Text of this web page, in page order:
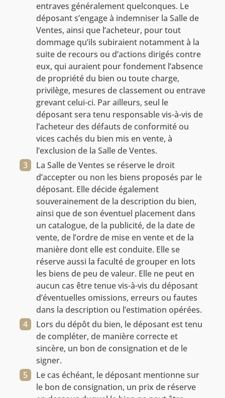
entraves généralement quelconques. Le
déposant s’engage à indemniser la Salle de
Ventes, ainsi que l’acheteur, pour tout
dommage qu’ils subiraient notamment à la
suite de recours ou d’actions dirigés contre
eux, qui auraient pour fondement l’absence
de propriété du bien ou toute charge,
privilège, mesures de classement ou entrave
grevant celui-ci. Par ailleurs, seul le
déposant sera tenu responsable vis-à-vis de
l’acheteur des défauts de conformité ou
vices cachés du bien mis en vente, à
l’exclusion de la Salle de Ventes.
La Salle de Ventes se réserve le droit
d’accepter ou non les biens proposés par le
déposant. Elle décide également
souverainement de la description du bien,
ainsi que de son éventuel placement dans
un catalogue, de la publicité, de la date de
vente, de l’ordre de mise en vente et de la
manière dont elle est conduite. Elle se
réserve aussi la faculté de grouper en lots
les biens de peu de valeur. Elle ne peut en
aucun cas être tenue vis-à-vis du déposant
d’éventuelles omissions, erreurs ou fautes
dans la description ou l’estimation opérées.
Lors du dépôt du bien, le déposant est tenu
de compléter, de manière correcte et
sincère, un bon de consignation et de le
signer.
Le cas échéant, le déposant mentionne sur
le bon de consignation, un prix de réserve